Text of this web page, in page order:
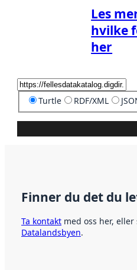
Les
hvilke
her
Turtle RDF/XML
Finner du det du
Ta kontakt med oss her,
Datalandsbyen.